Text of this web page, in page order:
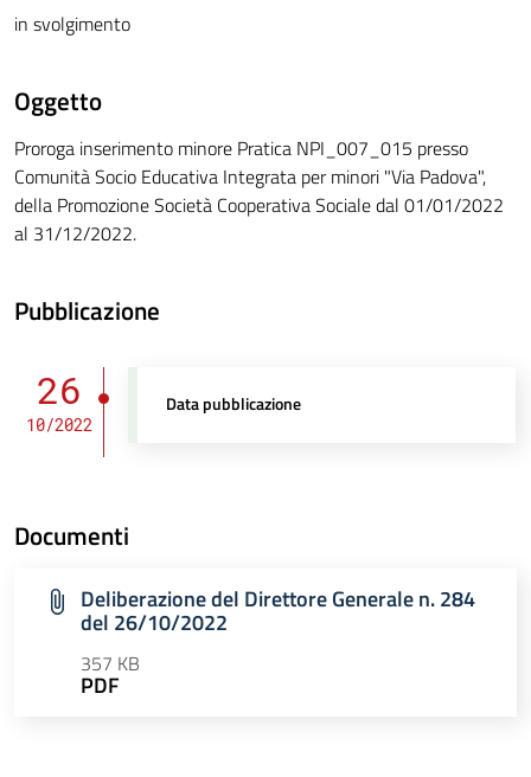
in svolgimento
Oggetto
Proroga inserimento minore Pratica NPI_007_015 presso
Comunità Socio Educativa Integrata per minori "Via Padova",
della Promozione Società Cooperativa Sociale dal 01/01/2022
al 31/12/2022.
Pubblicazione
26
10/2022
Data pubblicazione
Documenti
Deliberazione del Direttore Generale n. 284
del 26/10/2022
357 KB
PDF